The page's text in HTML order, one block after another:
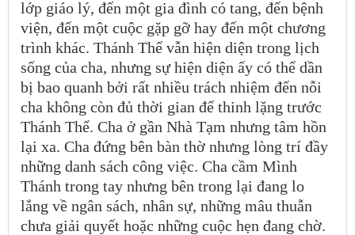
lớp giáo lý, đến một gia đình có tang, đến bệnh
viện, đến một cuộc gặp gỡ hay đến một chương
trình khác. Thánh Thể vẫn hiện diện trong lịch
sống của cha, nhưng sự hiện diện ấy có thể dần
bị bao quanh bởi rất nhiều trách nhiệm đến nỗi
cha không còn đủ thời gian để thinh lặng trước
Thánh Thể. Cha ở gần Nhà Tạm nhưng tâm hồn
lại xa. Cha đứng bên bàn thờ nhưng lòng trí đầy
những danh sách công việc. Cha cầm Mình
Thánh trong tay nhưng bên trong lại đang lo
lắng về ngân sách, nhân sự, những mâu thuẫn
chưa giải quyết hoặc những cuộc hẹn đang chờ.